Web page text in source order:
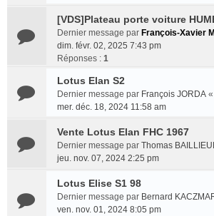
[VDS]Plateau porte voiture
Dernier message par François-Xavier
dim. févr. 02, 2025 7:43 pm
Réponses : 1
Lotus Elan S2
Dernier message par François JORDA «
mer. déc. 18, 2024 11:58 am
Vente Lotus Elan FHC 1967
Dernier message par Thomas
jeu. nov. 07, 2024 2:25 pm
Lotus Elise S1 98
Dernier message par Bernard
ven. nov. 01, 2024 8:05 pm